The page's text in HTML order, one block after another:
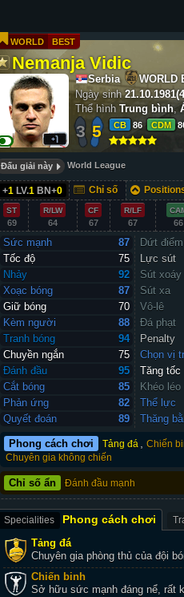
Nemanja Vidic
WORLD BEST
Serbia
WORLD
Ngày sinh
Thể hình Trung bình,
3 5 CB 86 CDM
Đấu giải này World League
+1 LV.1 BN+0 Chỉ số
ST
69
R/LW
64
CF
67
R/LF
67 66
Sức mạnh
87
Tốc độ
75
Nhảy
92
Xoạc bóng
87
Giữ bóng
70
Kèm người
88
Tranh bóng
94
Chuyền ngắn
75
Đánh đầu
95
Cắt bóng
85
Phản ứng
82
Quyết đoán
89
Dứt điểm
Lực sút
Sút xoáy
Sút xa
Vô-lê
Đá phạt
Penalty
Chọn vị
Tăng tốc
Khéo léo
Thể lực
Thăng
Phong cách chơi Tảng đá Chiến
Chuyên gia không chiến
Chỉ số ẩn Đánh đầu mạnh
Specialities Phong cách chơi
Tảng đá
Chuyên gia phòng thủ của đội
Chiến binh
Sở hữu sức mạnh đáng nể, rất